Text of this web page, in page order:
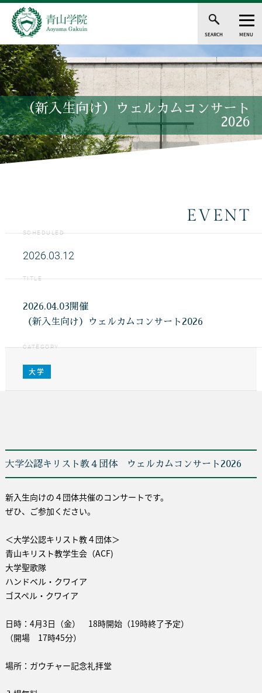
SEARCH MENU
（新入生向け）ウェルカムコンサート
2026
EVENT
SCHEDULED
2026.03.12
TITLE
2026.04.03開催
（新入生向け）ウェルカムコンサート2026
CATEGORY
大学
大学公認キリスト教４団体 ウェルカムコンサート2026
新入生向けの４団体共催のコンサートです。
ぜひ、ご参加ください。
＜大学公認キリスト教４団体＞
青山キリスト教学生会（ACF)
大学聖歌隊
ハンドベル・クワイア
ゴスペル・クワイア
日時：4月3日（金） 18時開始（19時終了予定）
（開場 17時45分）
場所：ガウチャー記念礼拝堂